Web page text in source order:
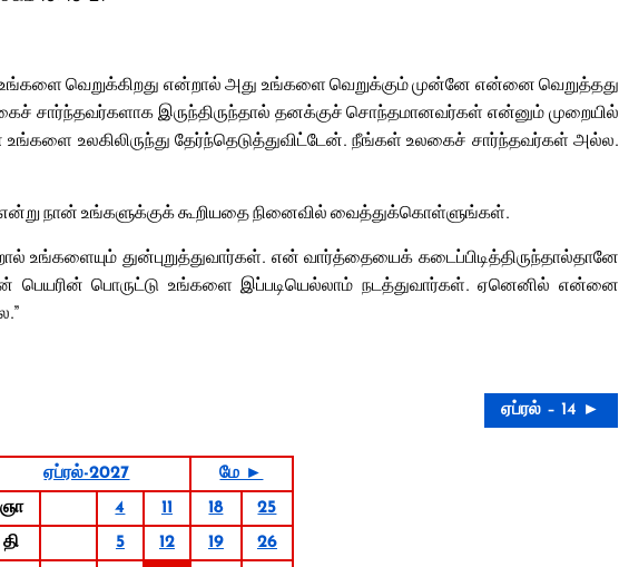
உங்களை வெறுக்கிறது என்றால் அது உங்களை வெறுக்கும் முன்னே என்னை வெறுத்தது
சார்ந்தவர்களாக இருந்திருந்தால் தனக்குச் சொந்தமானவர்கள் என்னும் முறையில்
உங்களை உலகிலிருந்து தேர்ந்தெடுத்துவிட்டேன். நீங்கள் உலகைச் சார்ந்தவர்கள் அல்ல.
நான் உங்களுக்குக் கூறியதை நினைவில் வைத்துக்கொள்ளுங்கள்.
துன்புறுத்துவார்கள். என் வார்த்தையைக் கடைப்பிடித்திருந்தால்தானே
பெயரின் பொருட்டு உங்களை இப்படியெல்லாம் நடத்துவார்கள். ஏனெனில் என்னை
ஏப்ரல் – 14 ►
ஏப்ரல்-2027
மே ►
ஞா
4 11 18
25
தி
5 12 19
26